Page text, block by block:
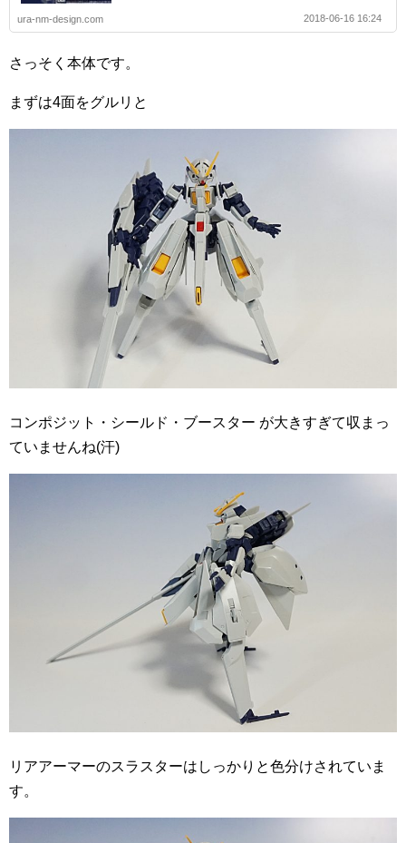
ura-nm-design.com 2018-06-16 16:24
さっそく本体です。
まずは4面をグルリと
コンポジット・シールド・ブースター が大きすぎて収まっ
ていませんね(汗)
リアアーマーのスラスターはしっかりと色分けされていま
す。